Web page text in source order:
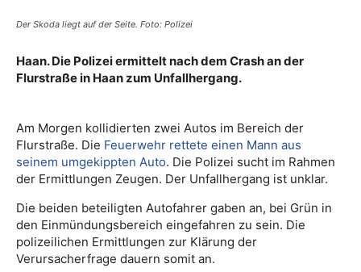
Der Skoda liegt auf der Seite. Foto: Polizei
Haan. Die Polizei ermittelt nach dem Crash an der
Flurstraße in Haan zum Unfallhergang.
Am Morgen kollidierten zwei Autos im Bereich der
Flurstraße. Die Feuerwehr rettete einen Mann aus
seinem umgekippten Auto. Die Polizei sucht im Rahmen
der Ermittlungen Zeugen. Der Unfallhergang ist unklar.
Die beiden beteiligten Autofahrer gaben an, bei Grün in
den Einmündungsbereich eingefahren zu sein. Die
polizeilichen Ermittlungen zur Klärung der
Verursacherfrage dauern somit an.